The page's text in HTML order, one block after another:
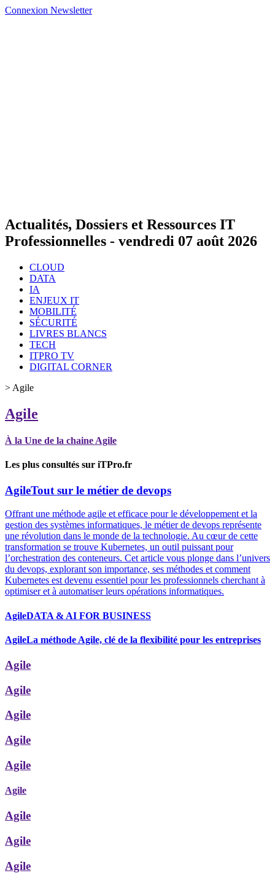
Connexion Newsletter
Actualités, Dossiers et Ressources IT
Professionnelles - vendredi 07 août 2026
CLOUD
DATA
IA
ENJEUX IT
MOBILITÉ
SÉCURITÉ
LIVRES BLANCS
TECH
ITPRO TV
DIGITAL CORNER
> Agile
Agile
À la Une de la chaine Agile
Les plus consultés sur iTPro.fr
AgileTout sur le métier de devops
Offrant une méthode agile et efficace pour le développement et la
gestion des systèmes informatiques, le métier de devops représente
une révolution dans le monde de la technologie. Au cœur de cette
transformation se trouve Kubernetes, un outil puissant pour
l’orchestration des conteneurs. Cet article vous plonge dans l’univers
du devops, explorant son importance, ses méthodes et comment
Kubernetes est devenu essentiel pour les professionnels cherchant à
optimiser et à automatiser leurs opérations informatiques.
AgileDATA & AI FOR BUSINESS
AgileLa méthode Agile, clé de la flexibilité pour les entreprises
Agile
Agile
Agile
Agile
Agile
Agile
Agile
Agile
Agile